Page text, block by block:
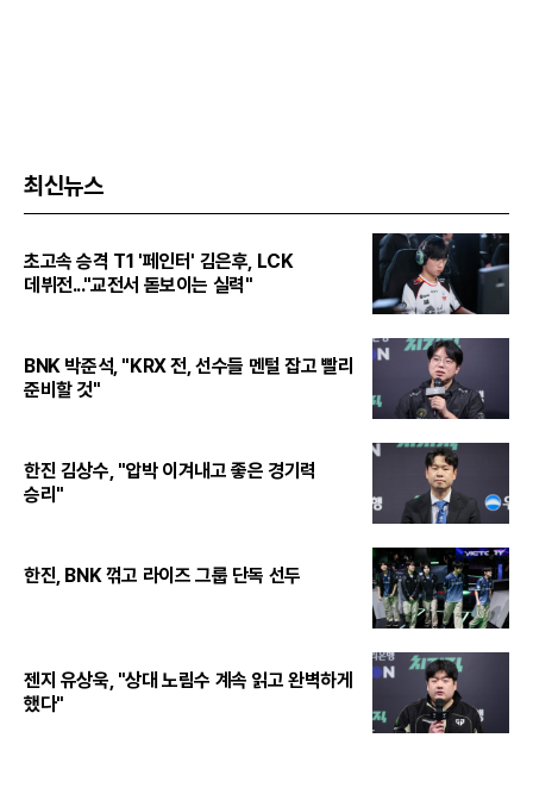
최신뉴스
초고속 승격 T1 '페인터' 김은후, LCK
데뷔전..."교전서 돋보이는 실력"
BNK 박준석, "KRX 전, 선수들 멘털 잡고 빨리
준비할 것"
한진 김상수, "압박 이겨내고 좋은 경기력
승리"
한진, BNK 꺾고 라이즈 그룹 단독 선두
젠지 유상욱, "상대 노림수 계속 읽고 완벽하게
했다"